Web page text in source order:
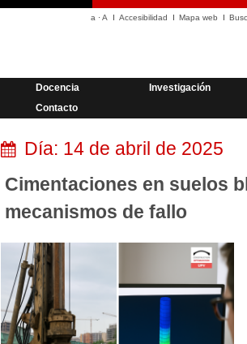
a ·A Accesibilidad Mapa web
Docencia Investigación
Contacto
Día: 14 de abril de 2025
Cimentaciones en suelos
mecanismos de fallo